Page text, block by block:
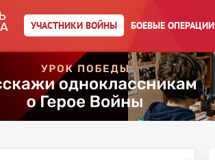
УЧАСТНИКИ ВОЙНЫ БОЕВЫЕ ОПЕРАЦИИ
1945 гг.»
Батьянов Иван Иванович
Медаль «За доблестный труд в
Великой Отечественной войне
1941–1945 гг.»